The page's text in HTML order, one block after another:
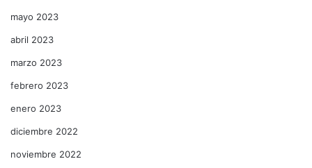
mayo 2023
abril 2023
marzo 2023
febrero 2023
enero 2023
diciembre 2022
noviembre 2022